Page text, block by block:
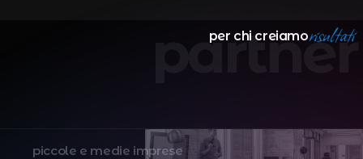
per chi creiamorisultati
partner
piccole e medie imprese